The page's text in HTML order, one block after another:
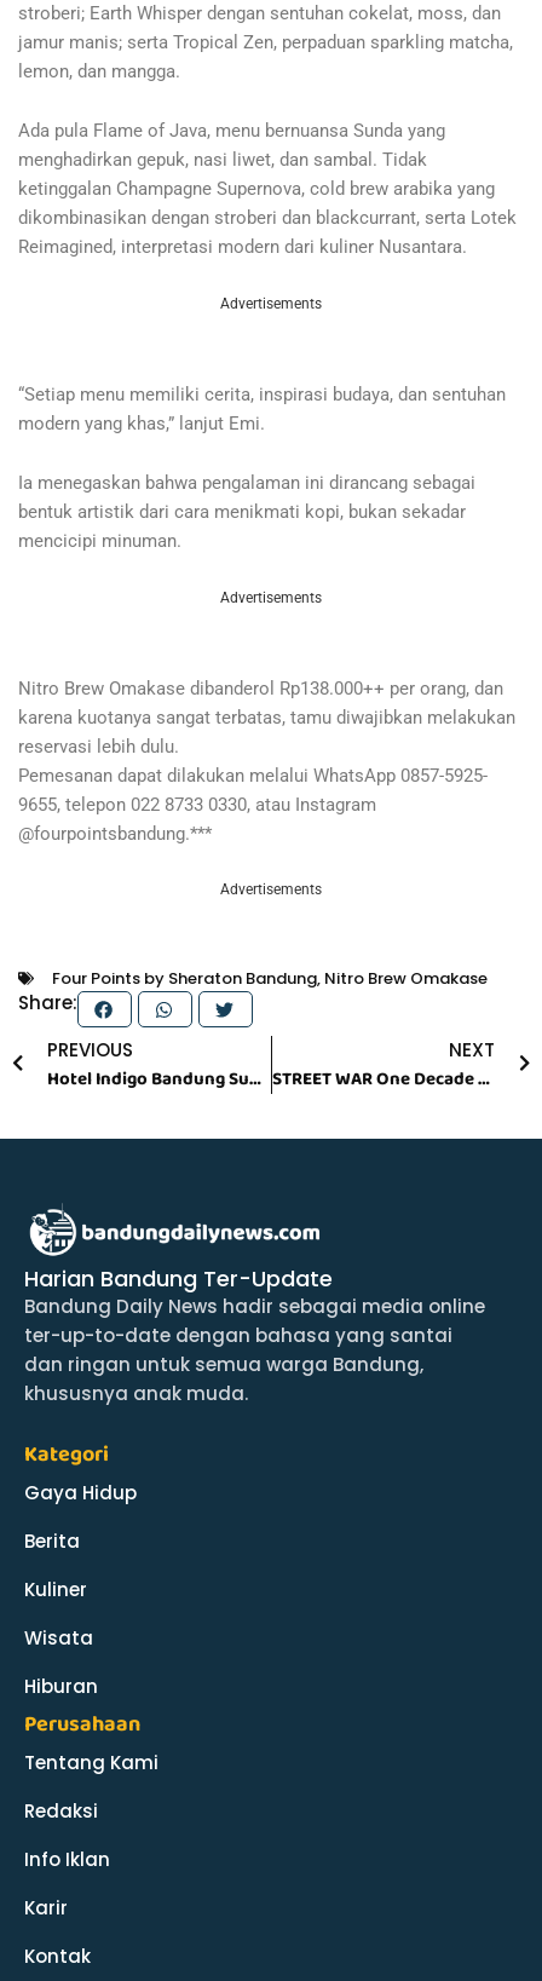
stroberi; Earth Whisper dengan sentuhan cokelat, moss, dan
jamur manis; serta Tropical Zen, perpaduan sparkling matcha,
lemon, dan mangga.
Ada pula Flame of Java, menu bernuansa Sunda yang
menghadirkan gepuk, nasi liwet, dan sambal. Tidak
ketinggalan Champagne Supernova, cold brew arabika yang
dikombinasikan dengan stroberi dan blackcurrant, serta Lotek
Reimagined, interpretasi modern dari kuliner Nusantara.
Advertisements
“Setiap menu memiliki cerita, inspirasi budaya, dan sentuhan
modern yang khas,” lanjut Emi.
Ia menegaskan bahwa pengalaman ini dirancang sebagai
bentuk artistik dari cara menikmati kopi, bukan sekadar
mencicipi minuman.
Advertisements
Nitro Brew Omakase dibanderol Rp138.000++ per orang, dan
karena kuotanya sangat terbatas, tamu diwajibkan melakukan
reservasi lebih dulu.
Pemesanan dapat dilakukan melalui WhatsApp 0857-5925-
9655, telepon 022 8733 0330, atau Instagram
@fourpointsbandung.***
Advertisements
Four Points by Sheraton Bandung, Nitro Brew Omakase
Share:
PrevPREVIOUS
Hotel Indigo Bandung Suguhkan Sweetopia Getaway, Perayaan Akhir Tahun Bertema Manis di Dago Pakar
NEXT
STREET WAR One Decade Prostreet Siap Digelar di Lanud Husein pada 13 Desember 2025
Harian Bandung Ter-Update
Bandung Daily News hadir sebagai media online
ter-up-to-date dengan bahasa yang santai
dan ringan untuk semua warga Bandung,
khususnya anak muda.
Kategori
Gaya Hidup
Berita
Kuliner
Wisata
Hiburan
Perusahaan
Tentang Kami
Redaksi
Info Iklan
Karir
Kontak